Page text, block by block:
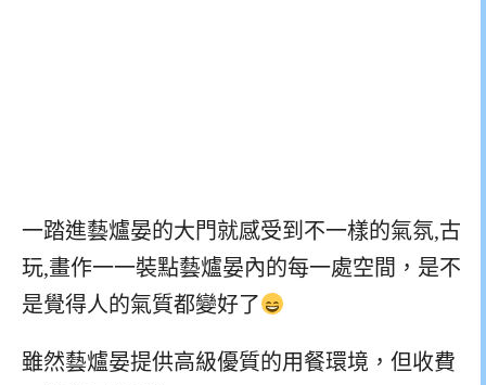
一踏進藝爐晏的大門就感受到不一樣的氣氛,古
玩,畫作一一裝點藝爐晏內的每一處空間，是不
是覺得人的氣質都變好了
雖然藝爐晏提供高級優質的用餐環境，但收費